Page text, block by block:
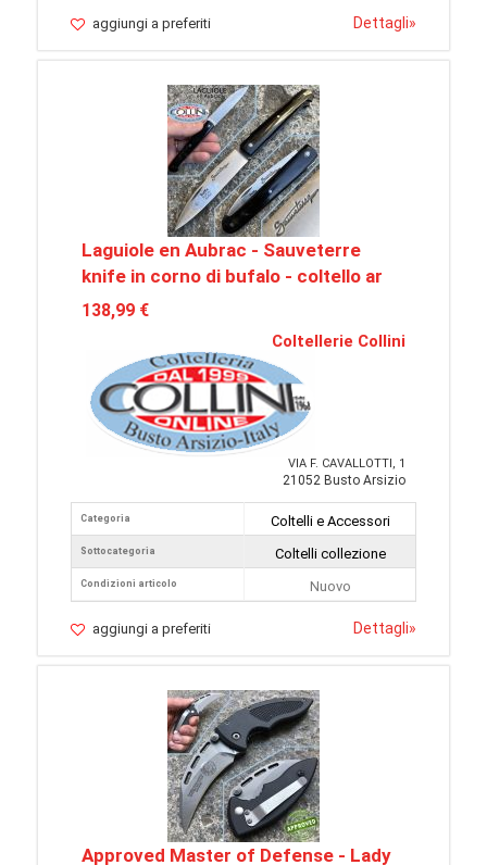
aggiungi a preferiti Dettagli»
Laguiole en Aubrac - Sauveterre
knife in corno di bufalo - coltello ar
138,99 €
Coltellerie Collini
VIA F. CAVALLOTTI, 1
21052 Busto Arsizio
Categoria
Sottocategoria
Condizioni articolo
Coltelli e Accessori
Coltelli collezione
Nuovo
aggiungi a preferiti Dettagli»
Approved Master of Defense - Lady